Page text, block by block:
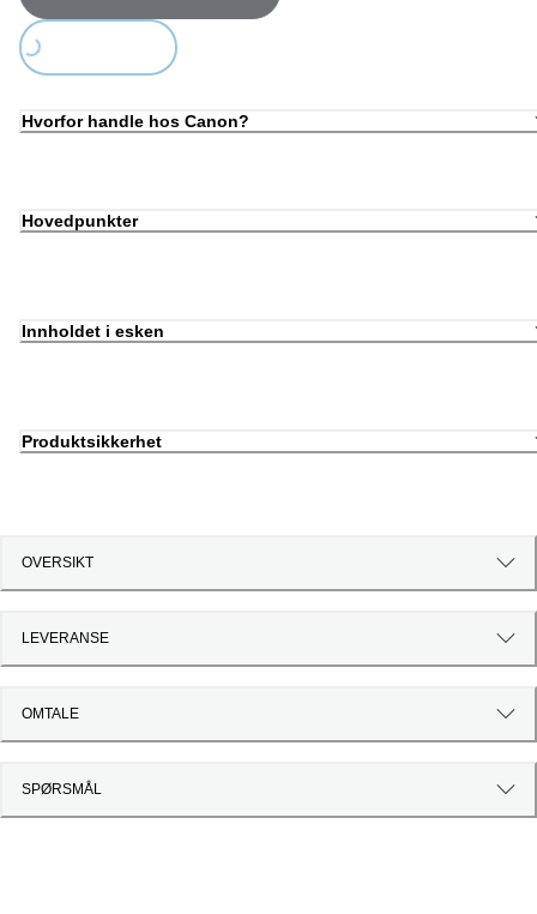
Loading...
Hvorfor handle hos Canon?
Hovedpunkter
Innholdet i esken
Produktsikkerhet
OVERSIKT
LEVERANSE
OMTALE
SPØRSMÅL